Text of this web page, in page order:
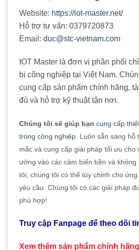
Website: https://iot-master.net/
Hỗ trợ tư vấn: 0379720873
Email: duc@stc-vietnam.com
IOT Master là đơn vị phân phối
bị công nghiệp tại Việt Nam.
cung cấp sản phẩm chính hãng,
đủ và hỗ trợ kỹ thuật tận nơi.
Chúng tôi sẽ giúp bạn cung cấp
trong công nghiệp . Luôn sẵn sàng
mắc và cung cấp giải pháp tối ưu cho
ưởng vào các cảm biến bền và không
tôi, chúng tôi có thể tùy chỉnh cho
yêu cầu. Chúng tôi có các giải pháp
phù hợp!
Truy cập Fanpage để theo dõi
Xem thêm sản phẩm chính